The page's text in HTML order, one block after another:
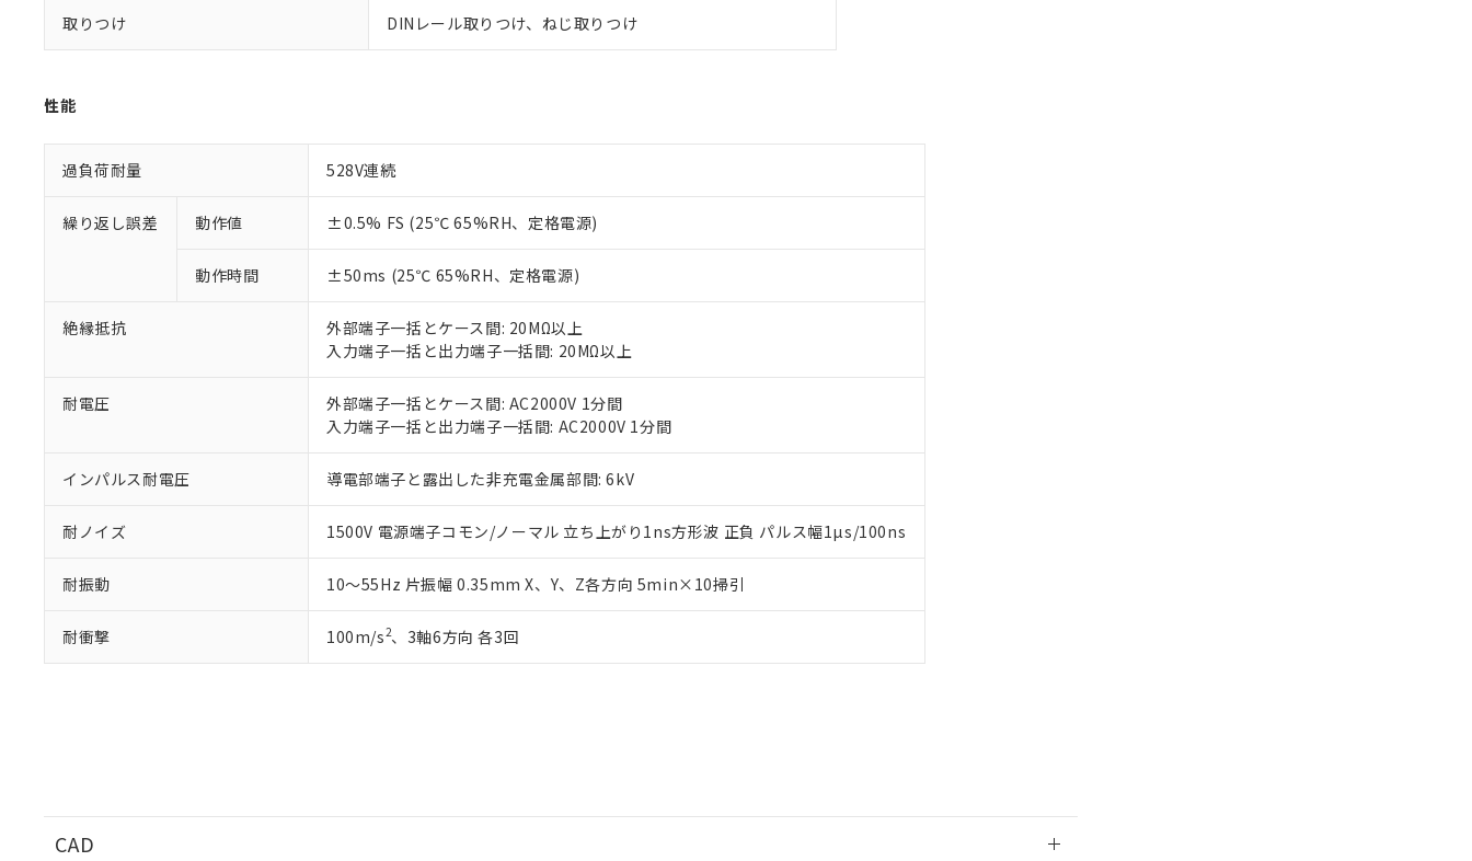
取りつけ DINレール取りつけ、ねじ取りつけ
性能
過負荷耐量 528V連続
繰り返し誤差 動作値 ±0.5% FS (25℃ 65%RH、定格電源)
動作時間 ±50ms (25℃ 65%RH、定格電源)
絶縁抵抗
外部端子一括とケース間: 20MΩ以上
入力端子一括と出力端子一括間: 20MΩ以上
耐電圧
外部端子一括とケース間: AC2000V 1分間
入力端子一括と出力端子一括間: AC2000V 1分間
インパルス耐電圧 導電部端子と露出した非充電金属部間: 6kV
耐ノイズ 1500V 電源端子コモン/ノーマル 立ち上がり1ns方形波 正負 パルス幅1µs/100ns
耐振動 10～55Hz 片振幅 0.35mm X、Y、Z各方向 5min×10掃引
耐衝撃 100m/s2、3軸6方向 各3回
CAD
り割愛しております。